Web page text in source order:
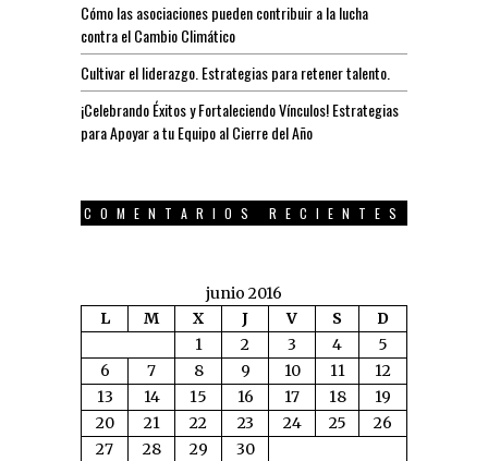
Cómo las asociaciones pueden contribuir a la lucha
contra el Cambio Climático
Cultivar el liderazgo. Estrategias para retener talento.
¡Celebrando Éxitos y Fortaleciendo Vínculos! Estrategias
para Apoyar a tu Equipo al Cierre del Año
COMENTARIOS RECIENTES
junio 2016
L
M X J V S D
1 2 3 4
5
6
7 8 9 10 11
12
13
14 15 16 17 18
19
20
21 22 23 24 25
26
27
28 29 30